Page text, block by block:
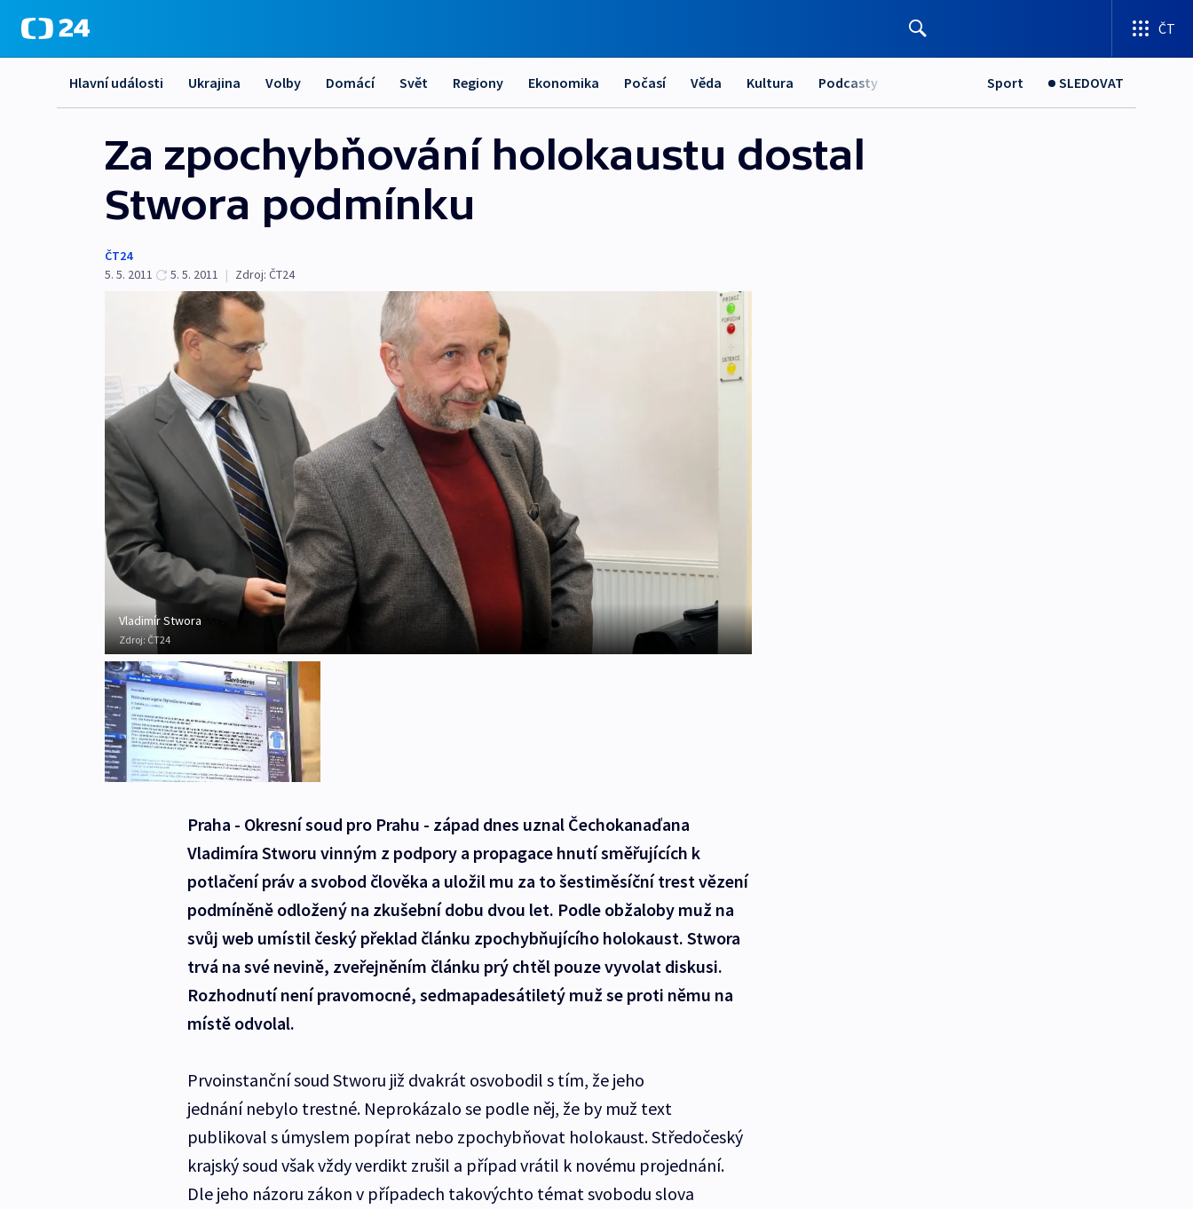
ČT
Hlavní události Ukrajina Volby Domácí Svět Regiony Ekonomika Počasí Věda Kultura Podcasty Sport SLEDOVAT
Za zpochybňování holokaustu dostal
Stwora podmínku
ČT24
5. 5. 2011
5. 5. 2011 | Zdroj: ČT24
Vladimír Stwora
Zdroj:ČT24
Praha - Okresní soud pro Prahu - západ dnes uznal Čechokanaďana
Vladimíra Stworu vinným z podpory a propagace hnutí směřujících k
potlačení práv a svobod člověka a uložil mu za to šestiměsíční trest vězení
podmíněně odložený na zkušební dobu dvou let. Podle obžaloby muž na
svůj web umístil český překlad článku zpochybňujícího holokaust. Stwora
trvá na své nevině, zveřejněním článku prý chtěl pouze vyvolat diskusi.
Rozhodnutí není pravomocné, sedmapadesátiletý muž se proti němu na
místě odvolal.
Prvoinstanční soud Stworu již dvakrát osvobodil s tím, že jeho
jednání nebylo trestné. Neprokázalo se podle něj, že by muž text
publikoval s úmyslem popírat nebo zpochybňovat holokaust. Středočeský
krajský soud však vždy verdikt zrušil a případ vrátil k novému projednání.
Dle jeho názoru zákon v případech takovýchto témat svobodu slova